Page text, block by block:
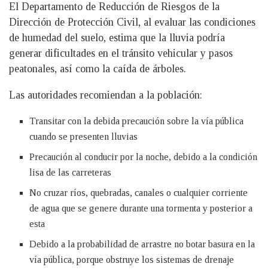
El Departamento de Reducción de Riesgos de la
Dirección de Protección Civil, al evaluar las condiciones
de humedad del suelo, estima que la lluvia podría
generar dificultades en el tránsito vehicular y pasos
peatonales, así como la caída de árboles.
Las autoridades recomiendan a la población:
Transitar con la debida precaución sobre la vía pública
cuando se presenten lluvias
Precaución al conducir por la noche, debido a la condición
lisa de las carreteras
No cruzar ríos, quebradas, canales o cualquier corriente
de agua que se genere durante una tormenta y posterior a
esta
Debido a la probabilidad de arrastre no botar basura en la
vía pública, porque obstruye los sistemas de drenaje